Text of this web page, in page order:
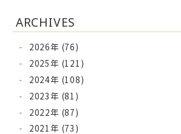
ARCHIVES
2026年 (76)
2025年 (121)
2024年 (108)
2023年 (81)
2022年 (87)
2021年 (73)